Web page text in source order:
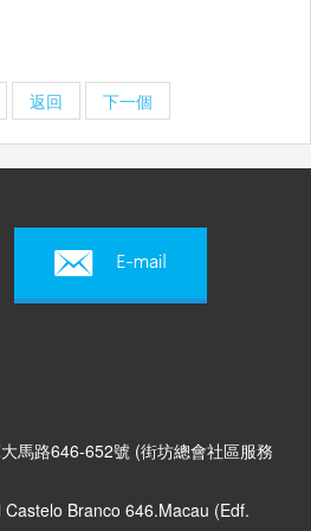
返回 下一個
馬路646-652號 (街坊總會社區服務
Branco 646.Macau (Edf.